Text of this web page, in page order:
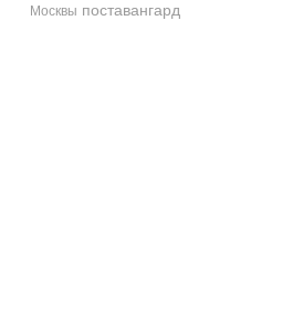
Москвы поставангард